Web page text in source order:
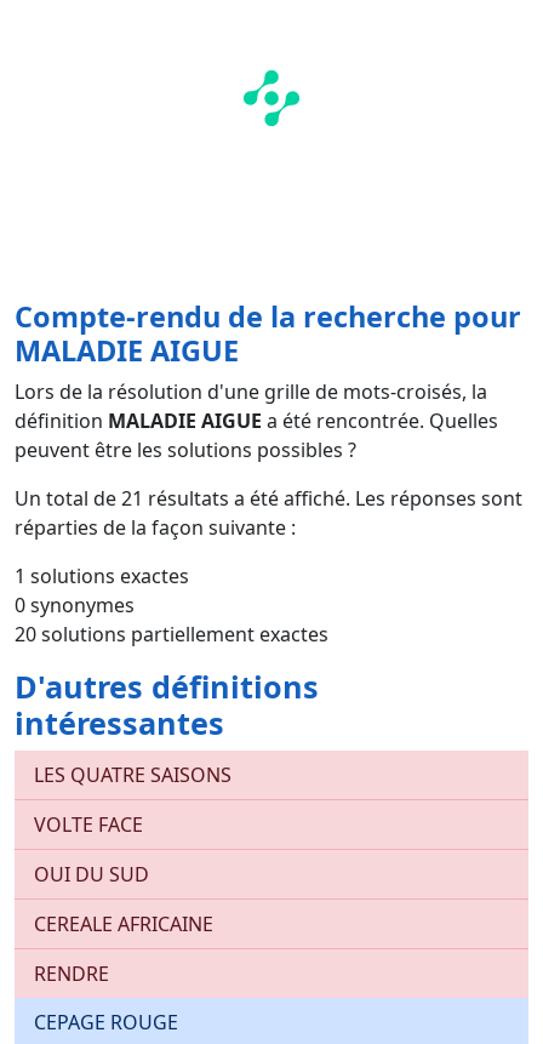
Compte-rendu de la recherche pour
MALADIE AIGUE
Lors de la résolution d'une grille de mots-croisés, la
définition MALADIE AIGUE a été rencontrée. Quelles
peuvent être les solutions possibles ?
Un total de21 résultats a été affiché. Les réponses sont
réparties de la façon suivante :
1 solutions exactes
0 synonymes
20 solutions partiellement exactes
D'autres définitions
intéressantes
LES QUATRE SAISONS
VOLTE FACE
OUI DU SUD
CEREALE AFRICAINE
RENDRE
CEPAGE ROUGE